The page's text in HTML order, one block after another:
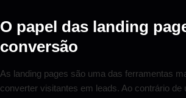
O papel das landing
conversão
As landing pages são uma das ferramentas
converter visitantes em leads. Ao contrário de